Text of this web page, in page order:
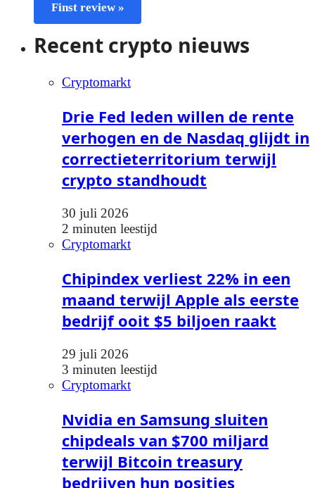
Finst review »
Recent crypto nieuws
Cryptomarkt
Drie Fed leden willen de rente
verhogen en de Nasdaq glijdt in
correctieterritorium terwijl
crypto standhoudt
30 juli 2026
2 minuten leestijd
Cryptomarkt
Chipindex verliest 22% in een
maand terwijl Apple als eerste
bedrijf ooit $5 biljoen raakt
29 juli 2026
3 minuten leestijd
Cryptomarkt
Nvidia en Samsung sluiten
chipdeals van $700 miljard
terwijl Bitcoin treasury
bedrijven hun posities